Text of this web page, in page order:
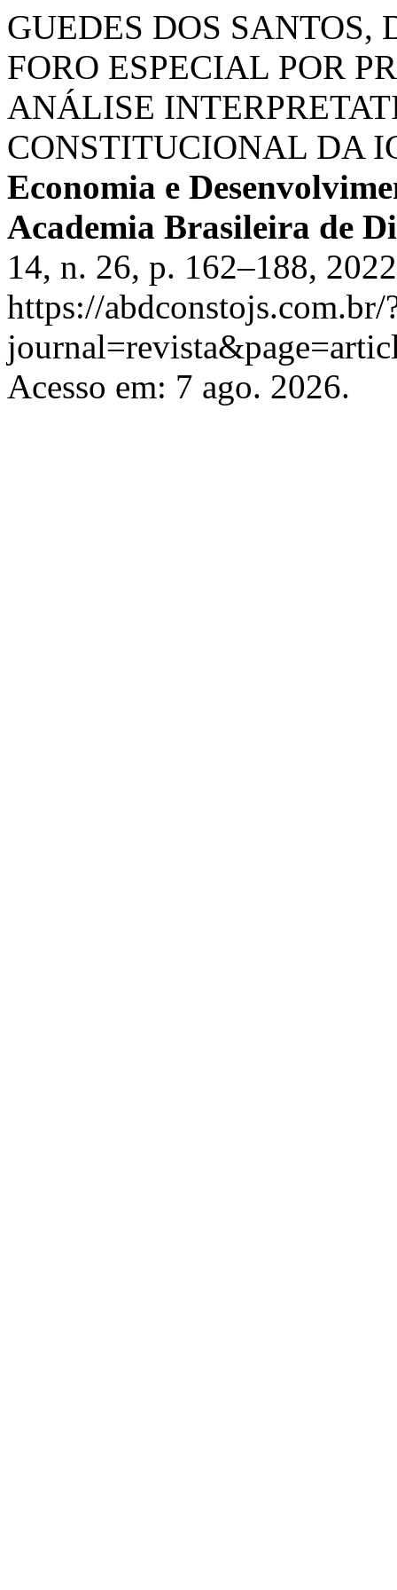
GUEDES DOS SANTOS,
FORO ESPECIAL POR
ANÁLISE
CONSTITUCIONAL DA
Economia e
Academia Brasileira de
14, n. 26, p. 162–188,
https://abdconstojs.com.br/
Acesso em: 7 ago. 2026.